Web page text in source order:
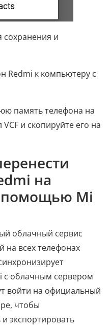
сохранения и
Redmi к компьютеру с
память телефона на
и скопируйте его на
на
помощью Mi
облачный сервис
на всех телефонах
с облачным сервером
войти на официальный
чтобы
экспортировать